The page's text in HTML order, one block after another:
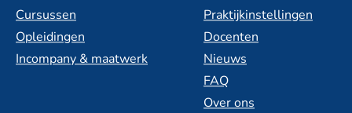
Cursussen
Opleidingen
Incompany & maatwerk
Praktijkinstellingen
Docenten
Nieuws
FAQ
Over ons